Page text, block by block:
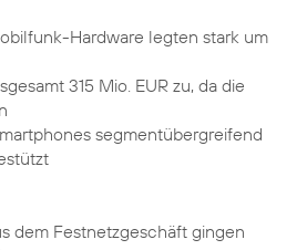
Hardware legten stark um
315 Mio. EUR zu, da die
segmentübergreifend
dem Festnetzgeschäft gingen